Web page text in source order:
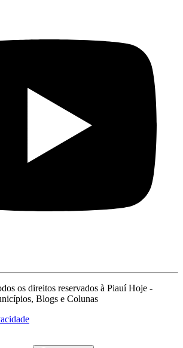
os direitos reservados à Piauí Hoje -
Blogs e Colunas